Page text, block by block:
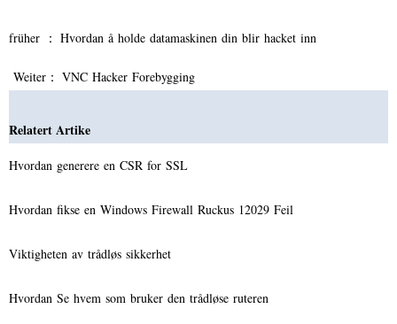
früher ： Hvordan å holde datamaskinen din blir hacket inn
Weiter： VNC Hacker Forebygging
Relatert Artike
Hvordan generere en CSR for SSL
Hvordan fikse en Windows Firewall Ruckus 12029 Feil
Viktigheten av trådløs sikkerhet
Hvordan Se hvem som bruker den trådløse ruteren